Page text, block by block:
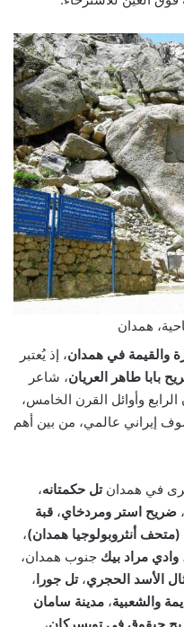
همدان
والقيمة في همدان، إذ يُعتبر
بابا طاهر العريان، شاعر
وأوائل القرن الخامس،
إيراني عالمي، من بين أهم
في همدانتل حكمتانه،
، ضريح استر ومردخاي، قبة
أنثروبولوجيا همدان)،
وادي مراد بيك جنوب همدان،
الأسد الحجري،تل جورا،
والشعبية، مدينة سامان
حبقوق في تويسركان،